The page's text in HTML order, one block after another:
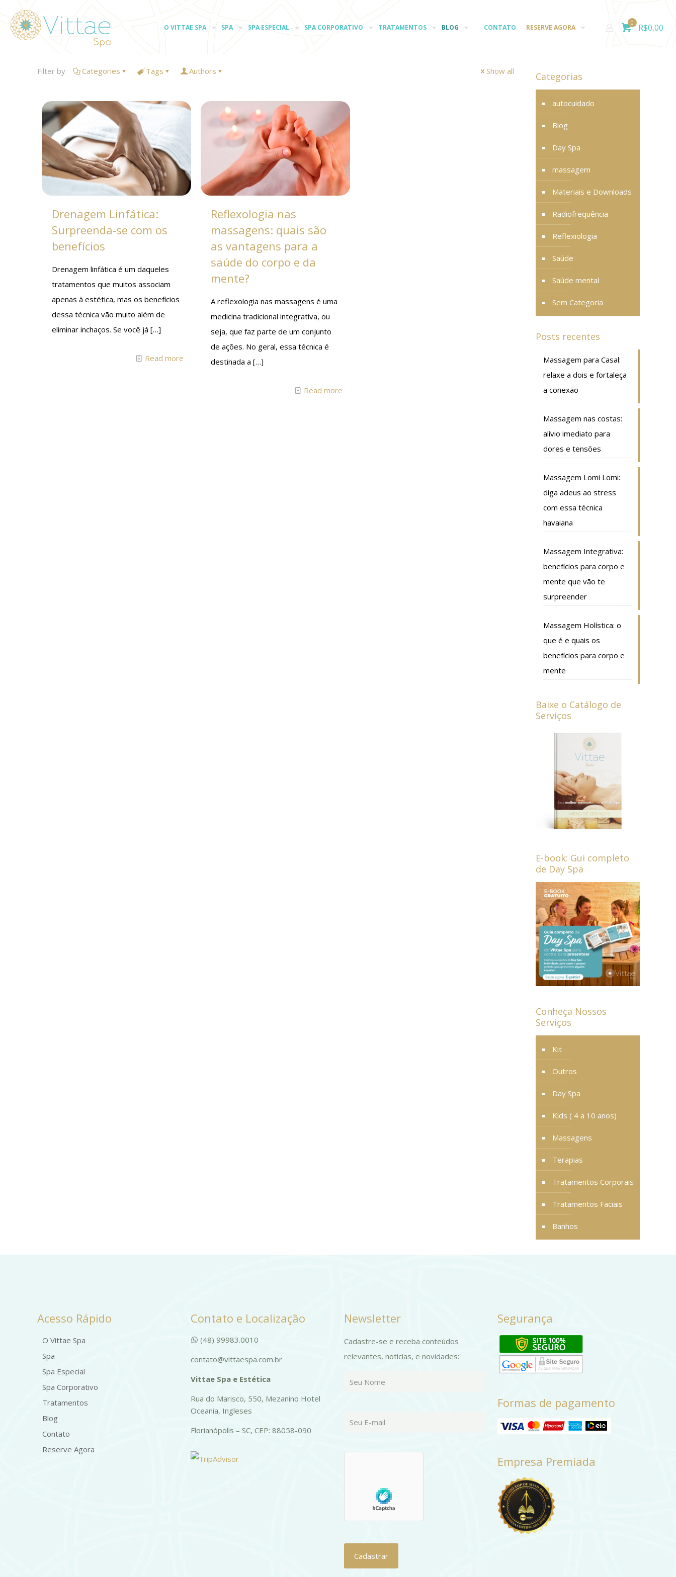
O VITTAE SPA SPA SPA ESPECIAL SPA CORPORATIVO TRATAMENTOS BLOG CONTATO RESERVE AGORA
0 R$0,00
Filter by Categories Tags Authors Show all
Drenagem Linfática:
Surpreenda-se com os
benefícios
Drenagem linfática é um daqueles
tratamentos que muitos associam
apenas à estética, mas os benefícios
dessa técnica vão muito além de
eliminar inchaços. Se você já […]
Read more
Reflexologia nas
massagens: quais são
as vantagens para a
saúde do corpo e da
mente?
A reflexologia nas massagens é uma
medicina tradicional integrativa, ou
seja, que faz parte de um conjunto
de ações. No geral, essa técnica é
destinada a […]
Read more
Categorias
autocuidado
Blog
Day Spa
massagem
Materiais e Downloads
Radiofrequência
Reflexiologia
Saúde
Saúde mental
Sem Categoria
Posts recentes
Massagem para Casal:
relaxe a dois e fortaleça
a conexão
Massagem nas costas:
alívio imediato para
dores e tensões
Massagem Lomi Lomi:
diga adeus ao stress
com essa técnica
havaiana
Massagem Integrativa:
benefícios para corpo e
mente que vão te
surpreender
Massagem Holística: o
que é e quais os
benefícios para corpo e
mente
Baixe o Catálogo de
Serviços
E-book: Gui completo
de Day Spa
Conheça Nossos
Serviços
Kit
Outros
Day Spa
Kids ( 4 a 10 anos)
Massagens
Terapias
Tratamentos Corporais
Tratamentos Faciais
Banhos
Acesso Rápido
O Vittae Spa
Spa
Spa Especial
Spa Corporativo
Tratamentos
Blog
Contato
Reserve Agora
Contato e Localização
(48) 99983.0010
contato@vittaespa.com.br
Vittae Spa e Estética
Rua do Marisco, 550, Mezanino Hotel
Oceania, Ingleses
Florianópolis – SC, CEP: 88058-090
Newsletter
Cadastre-se e receba conteúdos
relevantes, notícias, e novidades:
Segurança
Formas de pagamento
Empresa Premiada